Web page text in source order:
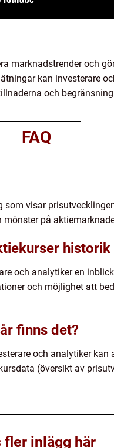
marknadstrender och
kan investerare
och
FAQ
visar
på
historik
och analytiker en
och möjlighet att
finns det?
och analytiker
(översikt av
fler inlägg här